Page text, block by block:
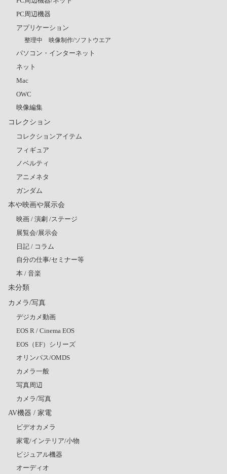
PC周辺機器
アプリケーション
整理中 映像制作/ソフトウエア
パソコン・インターネット
ネット
Mac
OWC
映像編集
コレクション
コレクションアイテム
フィギュア
ノベルティ
アニメネタ
ガンダム
本や映画や展示会
映画 / 演劇 /ステージ
展覧会/展示会
日記 / コラム
自分の仕事/セミナー等
本 / 音楽
未分類
カメラ/写真
デジカメ動画
EOS R / Cinema EOS
EOS（EF）シリーズ
オリンパス/OMDS
カメラ一般
写真周辺
カメラ/写真
AV機器 / 家電
ビデオカメラ
家電/インテリア/小物
ビジュアル機器
オーディオ